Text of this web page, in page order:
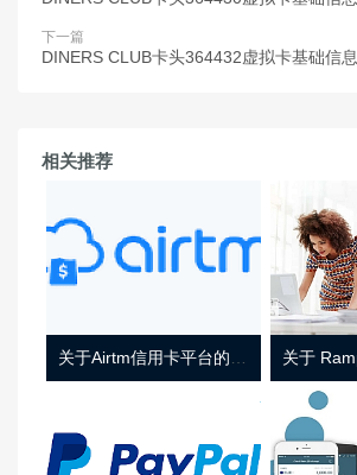
下一篇
DINERS CLUB卡头364432虚拟卡基础信息
相关推荐